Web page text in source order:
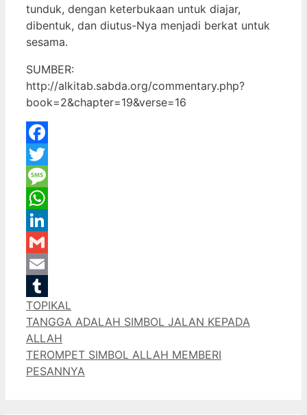
tunduk, dengan keterbukaan untuk diajar,
dibentuk, dan diutus-Nya menjadi berkat untuk
sesama.
SUMBER:
http://alkitab.sabda.org/commentary.php?
book=2&chapter=19&verse=16
Facebook
Twitter
Message
WhatsApp
LinkedIn
Gmail
Email
Tumblr
Categories
TOPIKAL
TANGGA ADALAH SIMBOL JALAN KEPADA
ALLAH
TEROMPET SIMBOL ALLAH MEMBERI
PESANNYA